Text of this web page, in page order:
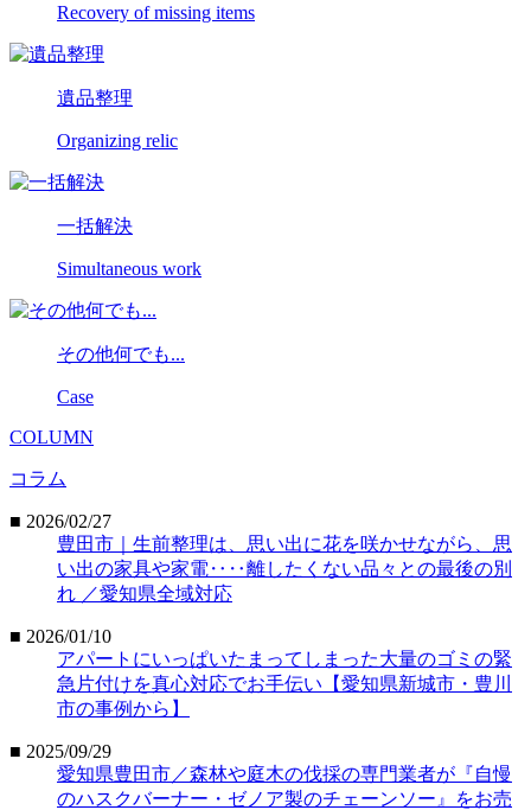
Recovery of missing items
遺品整理
Organizing relic
一括解決
Simultaneous work
その他何でも...
Case
COLUMN
コラム
■ 2026/02/27
豊田市｜生前整理は、思い出に花を咲かせながら、思
い出の家具や家電‥‥離したくない品々との最後の別
れ ／愛知県全域対応
■ 2026/01/10
アパートにいっぱいたまってしまった大量のゴミの緊
急片付けを真心対応でお手伝い【愛知県新城市・豊川
市の事例から】
■ 2025/09/29
愛知県豊田市／森林や庭木の伐採の専門業者が『自慢
のハスクバーナー・ゼノア製のチェーンソー』をお売